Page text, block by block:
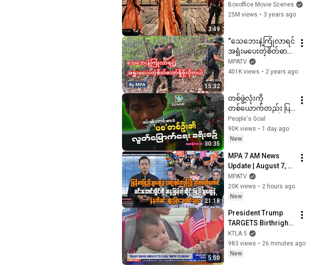
3:49
Boxoffice Movie Scenes
25M views • 3 years ago
15:32
“​သေဘေးနဲ့ကြုံလာရင်
အရှုံးမပေးတဲ့စိတ်ဓာတ်
ရှိဖို့လိုတယ်”
MPATV
401K views • 2 years ago
30:35
တစ်ဖွဲ့လုံးကို
တစ်ယောက်တည်း ပြန်
ပစ်ပြီး ထွက်ပြေး
လွတ်မြောက်လာခဲ့တဲ့
'ပစ'တစ်ဦး၏ ရင်တွင်း
People's Goal
90K views • 1 day ago
New
21:18
MPA 7 AM News
Update | August 7,
2026
MPATV
20K views • 2 hours ago
New
5:50
President Trump
TARGETS Birthright
Citizenship and
BIRTH TOURISM in
new Executive
KTLA 5
983 views • 26 minutes ago
New